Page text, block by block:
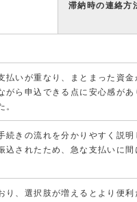
滞納時の連絡方
払いが重なり、まとまった資
がら申込できる点に安心感があ
。
続きの流れを分かりやすく説
込されたため、急な支払いに
り、選択肢が増えるとより便利